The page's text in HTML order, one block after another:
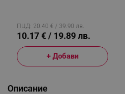
ПЦД: 20.40 € / 39.90 лв.
10.17 € / 19.89 лв.
+ Добави
Описание